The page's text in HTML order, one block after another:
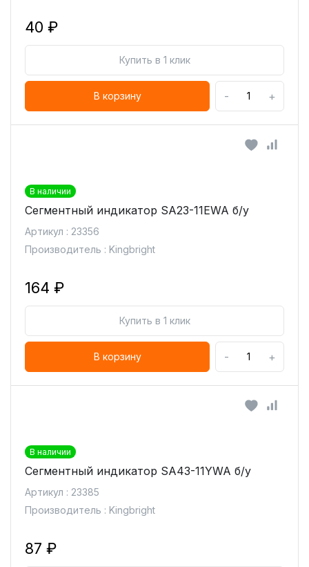
40 ₽
Купить в 1 клик
В корзину - +
В наличии
Сегментный индикатор SA23-11EWA б/у
Артикул : 23356
Производитель : Kingbright
164 ₽
Купить в 1 клик
В корзину - +
В наличии
Сегментный индикатор SA43-11YWA б/у
Артикул : 23385
Производитель : Kingbright
87 ₽